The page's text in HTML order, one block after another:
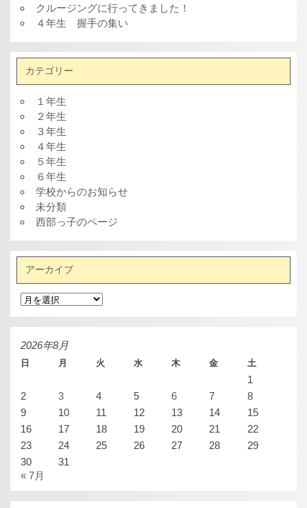
クルージングに行ってきました！
４年生 握手の集い
カテゴリー
１年生
２年生
３年生
４年生
５年生
６年生
学校からのお知らせ
未分類
西部っ子のページ
アーカイブ
ア
ー
カ
イ
ブ
2026年8月
日 月 火 水 木 金 土
1
2
3 4 5 6 7
8
9
10 11 12 13 14
15
16
17 18 19 20 21
22
23
24 25 26 27 28
29
30
31
« 7月